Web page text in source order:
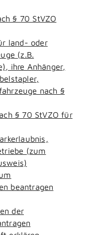
§ 70 StVZO
land- oder
(z.B.
ihre Anhänger,
nach §
§ 70 StVZO für
(zum
beantragen
der